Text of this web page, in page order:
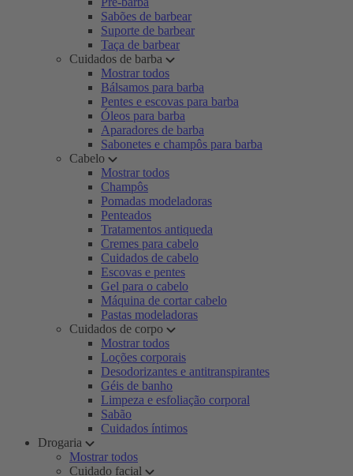
Sabões de barbear
Suporte de barbear
Taça de barbear
Cuidados de barba
Mostrar todos
Bálsamos para barba
Pentes e escovas para barba
Óleos para barba
Aparadores de barba
Sabonetes e champôs para barba
Cabelo
Mostrar todos
Champôs
Pomadas modeladoras
Penteados
Tratamentos antiqueda
Cremes para cabelo
Cuidados de cabelo
Escovas e pentes
Gel para o cabelo
Máquina de cortar cabelo
Pastas modeladoras
Cuidados de corpo
Mostrar todos
Loções corporais
Desodorizantes e antitranspirantes
Géis de banho
Limpeza e esfoliação corporal
Sabão
Cuidados íntimos
Drogaria
Mostrar todos
Cuidado facial